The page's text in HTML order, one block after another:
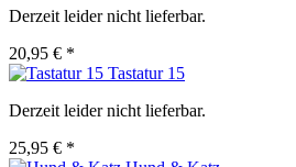
Derzeit leider nicht lieferbar.
20,95 € *
Tastatur 15
Derzeit leider nicht lieferbar.
25,95 € *